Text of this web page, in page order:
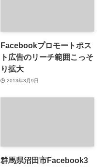
Facebookプロモートポス
ト広告のリーチ範囲こっそ
り拡大
2013年3月9日
群馬県沼田市Facebook3